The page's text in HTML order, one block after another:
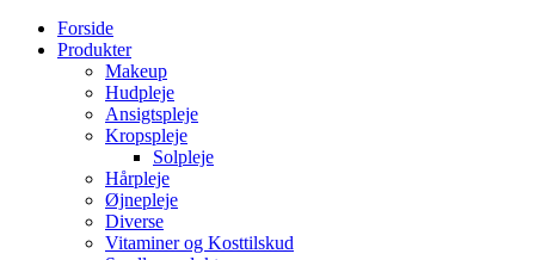
Forside
Produkter
Makeup
Hudpleje
Ansigtspleje
Kropspleje
Solpleje
Hårpleje
Øjnepleje
Diverse
Vitaminer og Kosttilskud